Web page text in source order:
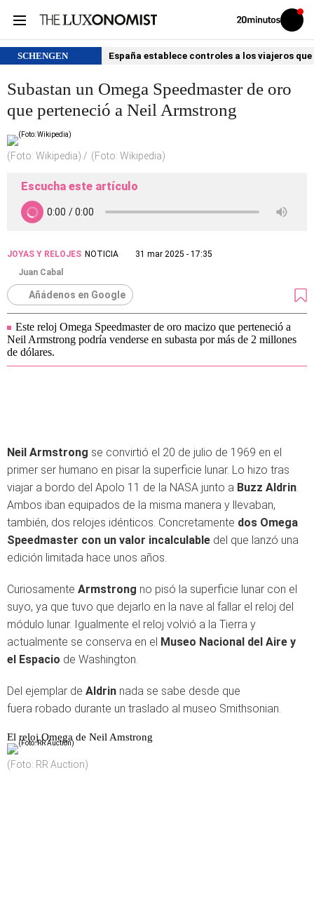
Volver
Iniciar
sesión
SCHENGEN España establece controles a los viajeros
Subastan un Omega Speedmaster de oro
que perteneció a Neil Armstrong
(Foto: Wikipedia) (Foto: Wikipedia)
Escucha este artículo
JOYAS Y RELOJES NOTICIA
31 mar 2025 - 17:35
Juan Cabal
Añádenos en Google
Este reloj Omega Speedmaster de oro macizo que perteneció a
Neil Armstrong podría venderse en subasta por más de 2 millones
de dólares.
Neil Armstrong se convirtió el 20 de julio de 1969 en el
primer ser humano en pisar la superficie lunar. Lo hizo tras
viajar a bordo del Apolo 11 de la NASA junto a Buzz Aldrin.
Ambos iban equipados de la misma manera y llevaban,
también, dos relojes idénticos. Concretamente dos Omega
Speedmaster con un valor incalculable del que lanzó una
edición limitada hace unos años.
Curiosamente Armstrong no pisó la superficie lunar con el
suyo, ya que tuvo que dejarlo en la nave al fallar el reloj del
módulo lunar. Igualmente el reloj volvió a la Tierra y
actualmente se conserva en el Museo Nacional del Aire y
el Espacio de Washington.
Del ejemplar de Aldrin nada se sabe desde que
fuera robado durante un traslado al museo Smithsonian.
El reloj Omega de Neil Amstrong
(Foto: RR Auction)